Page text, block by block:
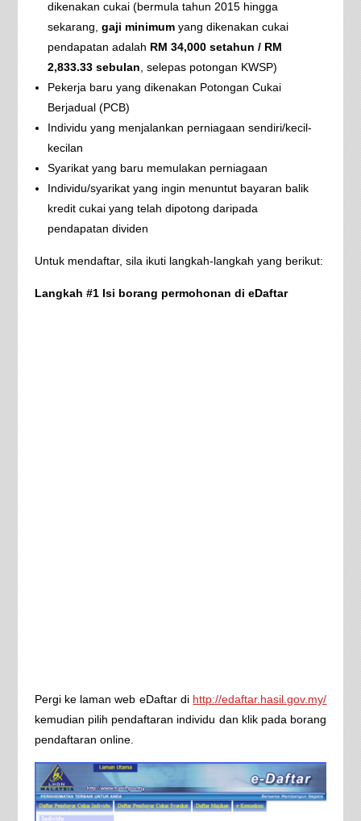
dikenakan cukai (bermula tahun 2015 hingga
sekarang, gaji minimumyang dikenakan cukai
pendapatan adalah RM 34,000 setahun / RM
2,833.33 sebulan , selepas potongan KWSP)
Pekerja baru yang dikenakan Potongan Cukai
Berjadual (PCB)
Individu yang menjalankan perniagaan sendiri/kecil-
kecilan
Syarikat yang baru memulakan perniagaan
Individu/syarikat yang ingin menuntut bayaran balik
kredit cukai yang telah dipotong daripada
pendapatan dividen
Untuk mendaftar, sila ikuti langkah-langkah yang berikut:
Langkah #1 Isi borang permohonan di eDaftar
Pergi ke laman web eDaftar di http://edaftar.hasil.gov.my/
kemudian pilih pendaftaran individu dan klik pada borang
pendaftaran online.